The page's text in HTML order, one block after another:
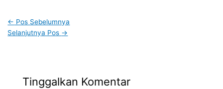
← Pos Sebelumnya
Selanjutnya Pos →
Tinggalkan Komentar